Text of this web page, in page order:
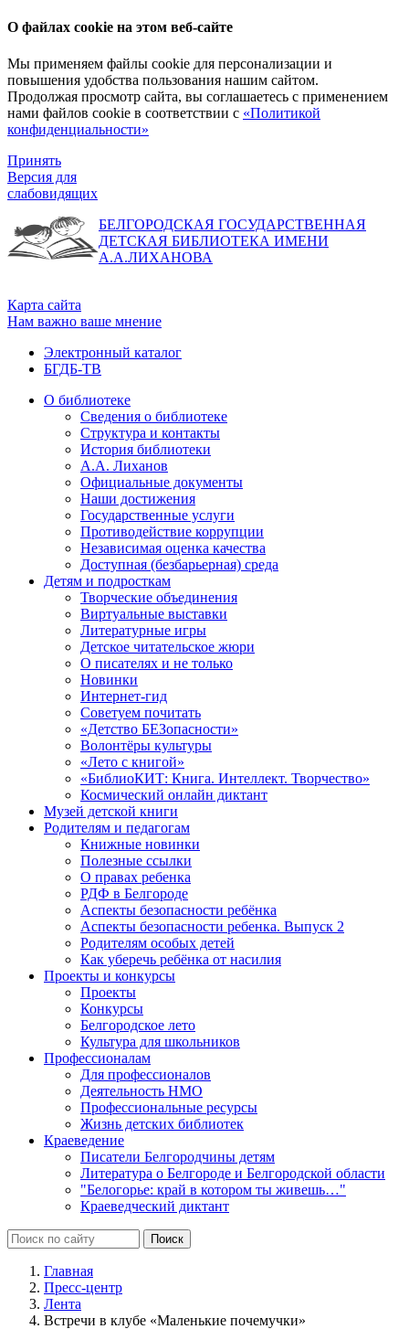
О файлах cookie на этом веб-сайте
Мы применяем файлы cookie для персонализации и
повышения удобства пользования нашим сайтом.
Продолжая просмотр сайта, вы соглашаетесь с применением
нами файлов cookie в соответствии с «Политикой
конфиденциальности»
Принять
Версия для
слабовидящих
БЕЛГОРОДСКАЯ ГОСУДАРСТВЕННАЯ
ДЕТСКАЯ БИБЛИОТЕКА ИМЕНИ
А.А.ЛИХАНОВА
Карта сайта
Нам важно ваше мнение
Электронный каталог
БГДБ-ТВ
О библиотеке
Сведения о библиотеке
Структура и контакты
История библиотеки
А.А. Лиханов
Официальные документы
Наши достижения
Государственные услуги
Противодействие коррупции
Независимая оценка качества
Доступная (безбарьерная) среда
Детям и подросткам
Творческие объединения
Виртуальные выставки
Литературные игры
Детское читательское жюри
О писателях и не только
Новинки
Интернет-гид
Советуем почитать
«Детство БЕЗопасности»
Волонтёры культуры
«Лето с книгой»
«БиблиоКИТ: Книга. Интеллект. Творчество»
Космический онлайн диктант
Музей детской книги
Родителям и педагогам
Книжные новинки
Полезные ссылки
О правах ребенка
РДФ в Белгороде
Аспекты безопасности ребёнка
Аспекты безопасности ребенка. Выпуск 2
Родителям особых детей
Как уберечь ребёнка от насилия
Проекты и конкурсы
Проекты
Конкурсы
Белгородское лето
Культура для школьников
Профессионалам
Для профессионалов
Деятельность НМО
Профессиональные ресурсы
Жизнь детских библиотек
Краеведение
Писатели Белгородчины детям
Литература о Белгороде и Белгородской области
"Белогорье: край в котором ты живешь…"
Краеведческий диктант
Главная
Пресс-центр
Лента
Встречи в клубе «Маленькие почемучки»